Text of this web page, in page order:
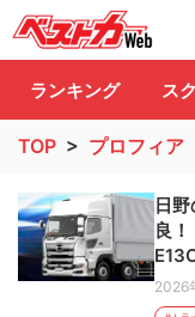
自
ランキング ス
TOP > プロフィア
日
良
2026